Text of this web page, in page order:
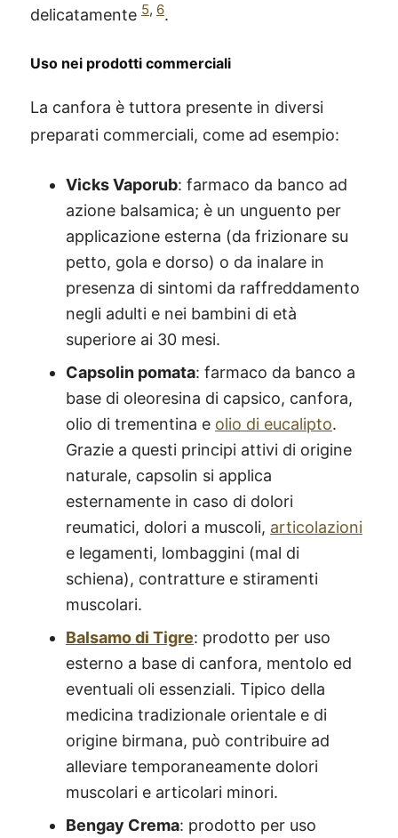
delicatamente 5, 6.
Uso nei prodotti commerciali
La canfora è tuttora presente in diversi
preparati commerciali, come ad esempio:
Vicks Vaporub: farmaco da banco ad
azione balsamica; è un unguento per
applicazione esterna (da frizionare su
petto, gola e dorso) o da inalare in
presenza di sintomi da raffreddamento
negli adulti e nei bambini di età
superiore ai 30 mesi.
Capsolin pomata: farmaco da banco a
base di oleoresina di capsico, canfora,
olio di trementina e olio di eucalipto.
Grazie a questi principi attivi di origine
naturale, capsolin si applica
esternamente in caso di dolori
reumatici, dolori a muscoli, articolazioni
e legamenti, lombaggini (mal di
schiena), contratture e stiramenti
muscolari.
Balsamo di Tigre: prodotto per uso
esterno a base di canfora, mentolo ed
eventuali oli essenziali. Tipico della
medicina tradizionale orientale e di
origine birmana, può contribuire ad
alleviare temporaneamente dolori
muscolari e articolari minori.
Bengay Crema: prodotto per uso